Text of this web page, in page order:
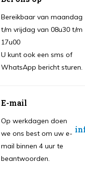
Bereikbaar van maandag
t/m vrijdag van 08u30 t/m
17u00
U kunt ook een sms of
WhatsApp bericht sturen.
E-mail
Op werkdagen doen
we ons best om uw e-
mail binnen 4 uur te
beantwoorden.